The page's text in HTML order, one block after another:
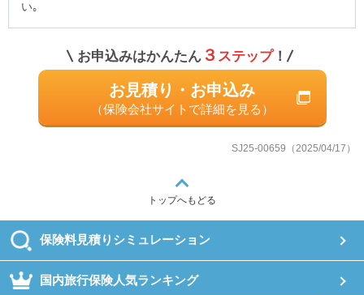
い｡
お申込みはかんたん ３ ステップ！
お見積り・お申込み
（保険会社サイトで詳細を見る）
SJ25-00659（2025/04/17）
トップへもどる
保険料見積りシミュレーション
国内旅行保険人気ランキング